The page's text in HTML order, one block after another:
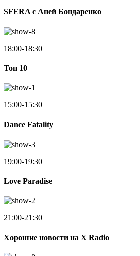
SFERA с Аней Бондаренко
18:00-18:30
Toп 10
15:00-15:30
Dance Fatality
19:00-19:30
Love Paradise
21:00-21:30
Хорошие новости на X Radio